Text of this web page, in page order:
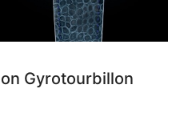
Gyrotourbillon